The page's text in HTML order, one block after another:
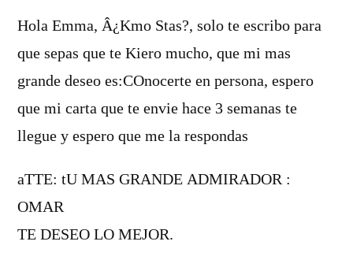
Hola Emma, Â¿Kmo Stas?, solo te escribo para
que sepas que te Kiero mucho, que mi mas
grande deseo es:COnocerte en persona, espero
que mi carta que te envie hace 3 semanas te
llegue y espero que me la respondas
aTTE: tU MAS GRANDE ADMIRADOR :
OMAR
TE DESEO LO MEJOR.